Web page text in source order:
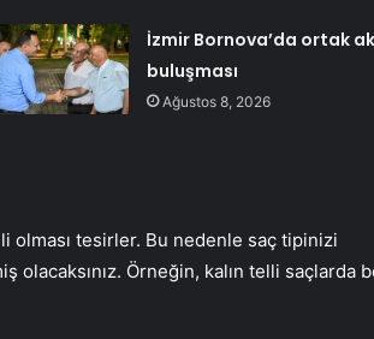
İzmir Bornova’da ortak
buluşması
Ağustos 8, 2026
olması tesirler. Bu nedenle saç tipinizi
olacaksınız. Örneğin, kalın telli saçlarda